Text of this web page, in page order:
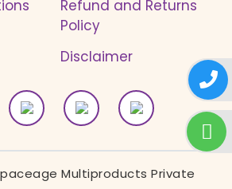
Refund and Returns
Policy
Disclaimer
Multiproducts Private